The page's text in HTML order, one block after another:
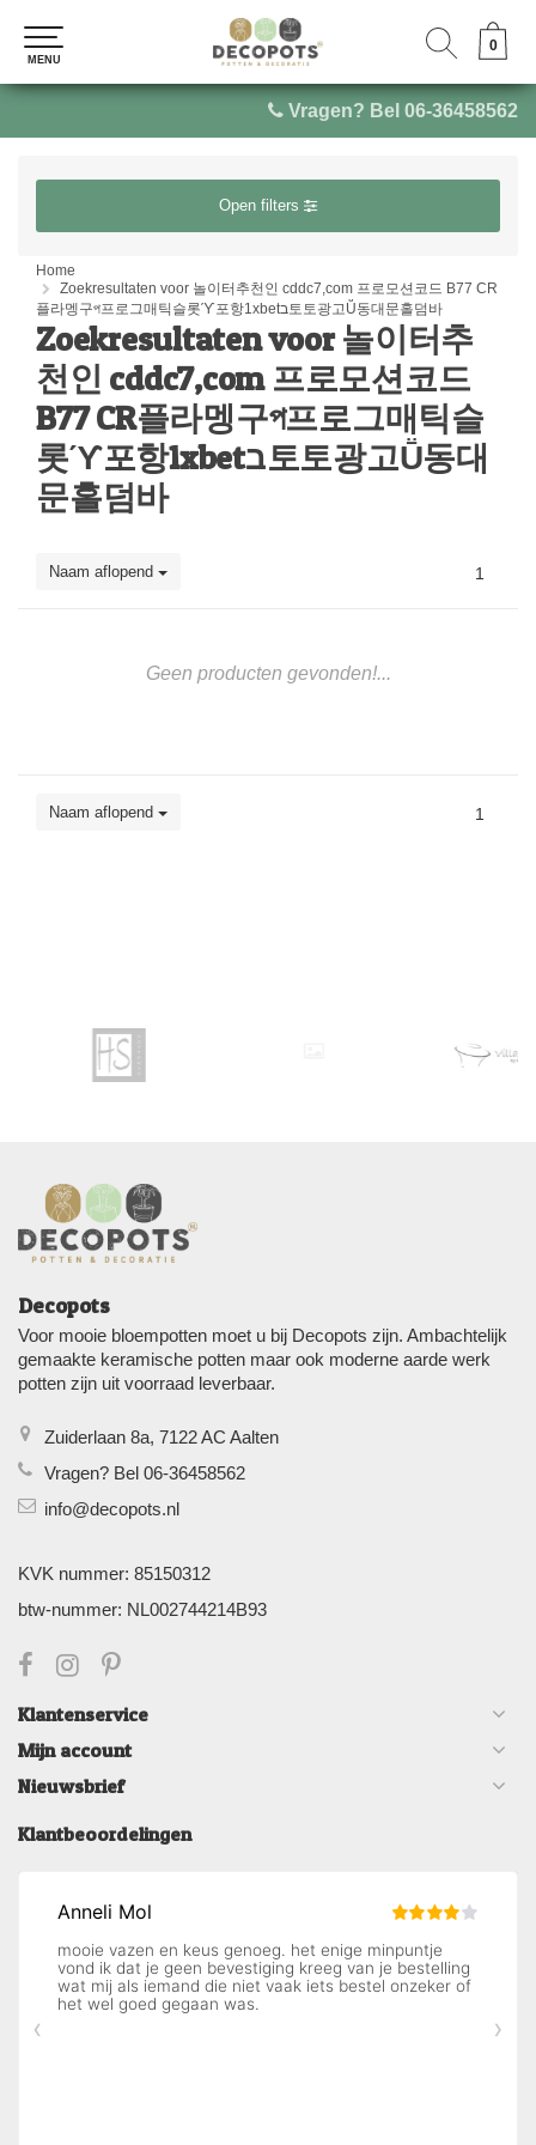
Vragen? Bel 06-36458562
0
MENU
0
MENU
Open filters
Home
Zoekresultaten voor 놀이터추천인 cddc7,com 프로모션코드 B77 CR
플라멩구প프로그매틱슬롯ϓ포항1xbetב토토광고Ṻ동대문홀덤바
Zoekresultaten voor 놀이터추
천인 cddc7,com 프로모션코드
B77 CR플라멩구প프로그매틱슬
롯ϓ포항1xbetב토토광고Ṻ동대
문홀덤바
Naam aflopend 1
Geen producten gevonden!...
Naam aflopend 1
Decopots
Voor mooie bloempotten moet u bij Decopots zijn. Ambachtelijk
gemaakte keramische potten maar ook moderne aarde werk
potten zijn uit voorraad leverbaar.
Zuiderlaan 8a, 7122 AC Aalten
Vragen? Bel 06-36458562
info@decopots.nl
KVK nummer: 85150312
btw-nummer: NL002744214B93
Klantenservice
Mijn account
Nieuwsbrief
Klantbeoordelingen